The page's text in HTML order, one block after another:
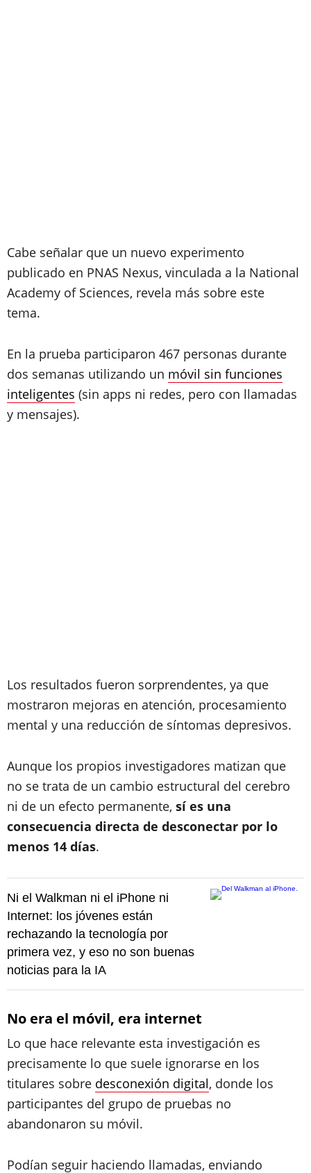
Cabe señalar que un nuevo experimento
publicado en PNAS Nexus, vinculada a la National
Academy of Sciences, revela más sobre este
tema.
En la prueba participaron 467 personas durante
dos semanas utilizando un móvil sin funciones
inteligentes (sin apps ni redes, pero con llamadas
y mensajes).
Los resultados fueron sorprendentes, ya que
mostraron mejoras en atención, procesamiento
mental y una reducción de síntomas depresivos.
Aunque los propios investigadores matizan que
no se trata de un cambio estructural del cerebro
ni de un efecto permanente, sí es una
consecuencia directa de desconectar por lo
menos 14 días.
Ni el Walkman ni el iPhone ni
Internet: los jóvenes están
rechazando la tecnología por
primera vez, y eso no son buenas
noticias para la IA
No era el móvil, era internet
Lo que hace relevante esta investigación es
precisamente lo que suele ignorarse en los
titulares sobre desconexión digital, donde los
participantes del grupo de pruebas no
abandonaron su móvil.
Podían seguir haciendo llamadas, enviando